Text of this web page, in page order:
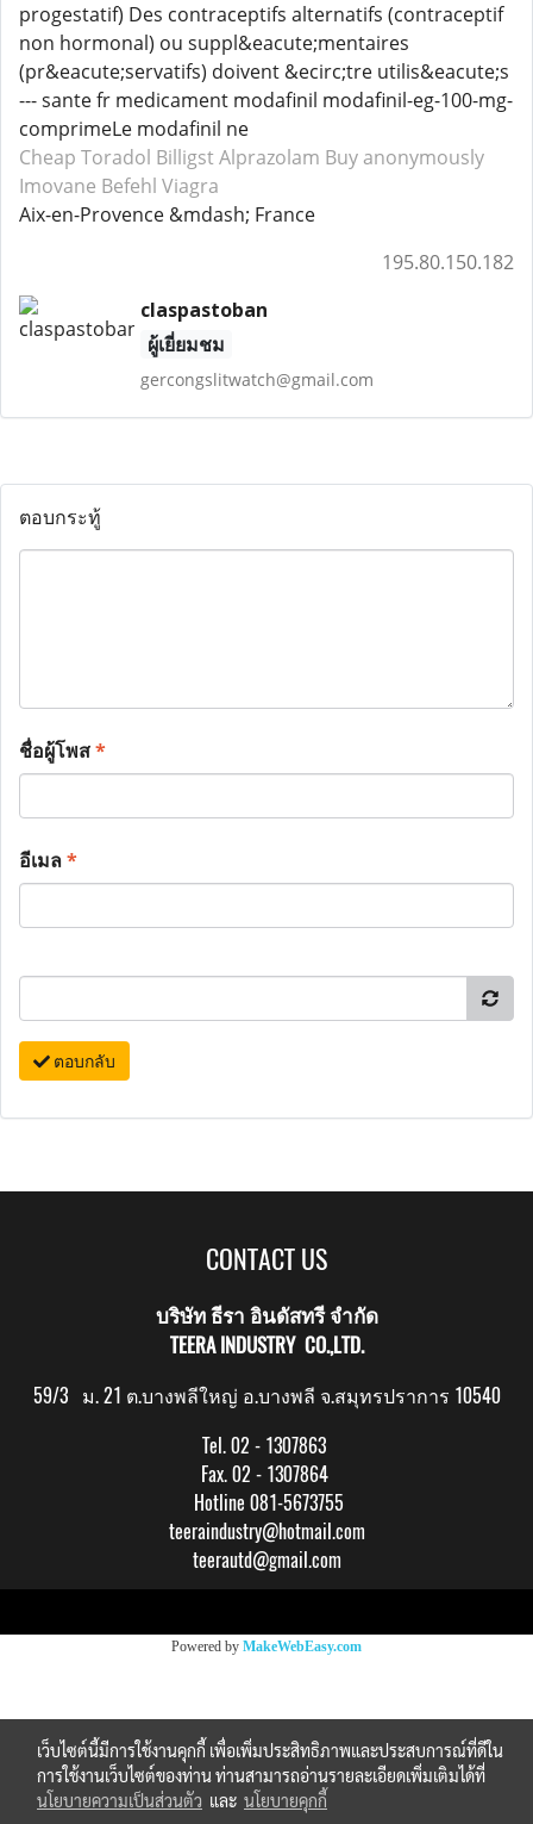
progestatif) Des contraceptifs alternatifs (contraceptif
non hormonal) ou suppl&eacute;mentaires
(pr&eacute;servatifs) doivent &ecirc;tre utilis&eacute;s
--- sante fr medicament modafinil modafinil-eg-100-mg-
comprimeLe modafinil ne
Cheap Toradol Billigst Alprazolam Buy anonymously
Imovane Befehl Viagra
Aix-en-Provence &mdash; France
195.80.150.182
claspastoban
ผู้เยี่ยมชม
gercongslitwatch@gmail.com
ตอบกระทู้
ชื่อผู้โพส*
อีเมล*
ตอบกลับ
CONTACT US
บริษัท ธีรา อินดัสทรี จำกัด
TEERA INDUSTRY CO.,LTD.
59/3 ม. 21 ต.บางพลีใหญ่ อ.บางพลี จ.สมุทรปราการ 10540
Tel. 02 - 1307863
Fax. 02 - 1307864
Hotline 081-5673755
teeraindustry@hotmail.com
teerautd@gmail.com
Powered by MakeWebEasy.com
เว็บไซต์นี้มีการใช้งานคุกกี้ เพื่อเพิ่มประสิทธิภาพและประสบการณ์ที่ดีใน
การใช้งานเว็บไซต์ของท่าน ท่านสามารถอ่านรายละเอียดเพิ่มเติมได้ที่
นโยบายความเป็นส่วนตัว และ นโยบายคุกกี้